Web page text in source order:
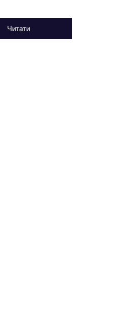
Читати